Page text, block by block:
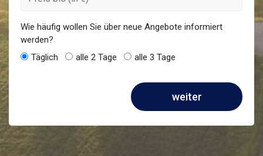
Wie häufig wollen Sie über neue Angebote informiert
werden?
Täglich
alle 2 Tage alle 3 Tage
weiter